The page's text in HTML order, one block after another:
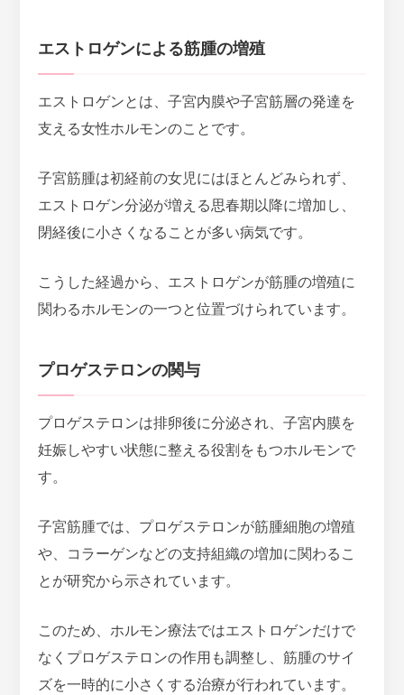
エストロゲンによる筋腫の増殖
エストロゲンとは、子宮内膜や子宮筋層の発達を
支える女性ホルモンのことです。
子宮筋腫は初経前の女児にはほとんどみられず、
エストロゲン分泌が増える思春期以降に増加し、
閉経後に小さくなることが多い病気です。
こうした経過から、エストロゲンが筋腫の増殖に
関わるホルモンの一つと位置づけられています。
プロゲステロンの関与
プロゲステロンは排卵後に分泌され、子宮内膜を
妊娠しやすい状態に整える役割をもつホルモンで
す。
子宮筋腫では、 プロゲステロンが筋腫細胞の増殖
や、コラーゲンなどの支持組織の増加に関わる こ
とが研究から示されています。
このため、ホルモン療法ではエストロゲンだけで
なくプロゲステロンの作用も調整し、筋腫のサイ
ズを一時的に小さくする治療が行われています。